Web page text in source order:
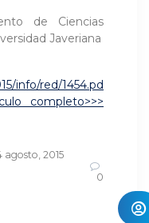
de Ciencias
Javeriana
info/red/1454.pd
completo>>>
agosto, 2015
0